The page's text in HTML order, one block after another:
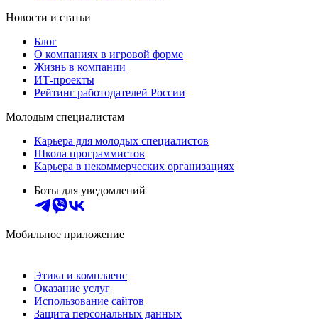
Новости и статьи
Блог
О компаниях в игровой форме
Жизнь в компании
ИТ-проекты
Рейтинг работодателей России
Молодым специалистам
Карьера для молодых специалистов
Школа программистов
Карьера в некоммерческих организациях
Боты для уведомлений
Мобильное приложение
Этика и комплаенс
Оказание услуг
Использование сайтов
Защита персональных данных